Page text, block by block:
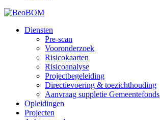
Diensten
Pre-scan
Vooronderzoek
Risicokaarten
Risicoanalyse
Projectbegeleiding
Directievoering & toezichthouding
Aanvraag suppletie Gemeentefonds
Opleidingen
Projecten